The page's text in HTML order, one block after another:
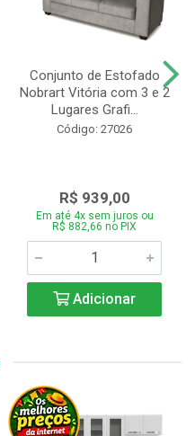
Conjunto de Estofado
Nobrart Vitória com 3 e 2
Lugares Grafi...
Código: 27026
R$ 939,00
Em até 4x sem juros ou
R$ 882,66 no PIX
Adicionar